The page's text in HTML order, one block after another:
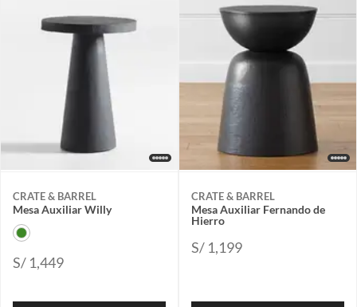
CRATE & BARREL
Mesa Auxiliar Willy
S/ 1,449
CRATE & BARREL
Mesa Auxiliar Fernando de
Hierro
S/ 1,199